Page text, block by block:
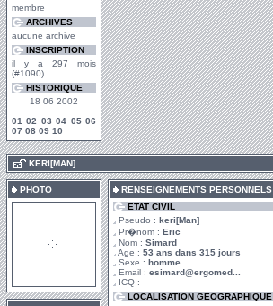
membre
ARCHIVES
aucune archive
INSCRIPTION
il y a 297 mois
(#1090)
HISTORIQUE
18 06 2002
01 02 03 04 05 06
07 08 09 10
KERI[MAN]
PHOTO
RENSEIGNEMENTS PERSONNELS
ETAT CIVIL
Pseudo : keri[Man]
Pr�nom : Eric
Nom : Simard
Age : 53 ans dans 315 jours
Sexe : homme
Email : esimard@ergomed...
ICQ :
LOCALISATION GEOGRAPHIQUE